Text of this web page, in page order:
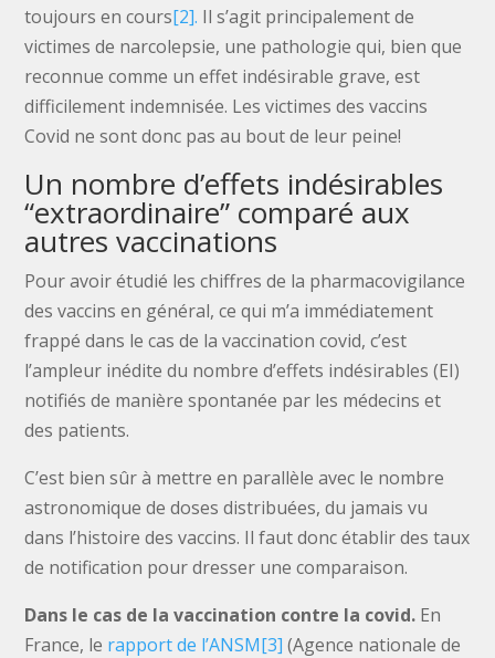
toujours en cours[2]. Il s’agit principalement de
victimes de narcolepsie, une pathologie qui, bien que
reconnue comme un effet indésirable grave, est
difficilement indemnisée. Les victimes des vaccins
Covid ne sont donc pas au bout de leur peine!
Un nombre d’effets indésirables
“extraordinaire” comparé aux
autres vaccinations
Pour avoir étudié les chiffres de la pharmacovigilance
des vaccins en général, ce qui m’a immédiatement
frappé dans le cas de la vaccination covid, c’est
l’ampleur inédite du nombre d’effets indésirables (EI)
notifiés de manière spontanée par les médecins et
des patients.
C’est bien sûr à mettre en parallèle avec le nombre
astronomique de doses distribuées, du jamais vu
dans l’histoire des vaccins. Il faut donc établir des taux
de notification pour dresser une comparaison.
Dans le cas de la vaccination contre la covid. En
France, le rapport de l’ANSM[3] (Agence nationale de